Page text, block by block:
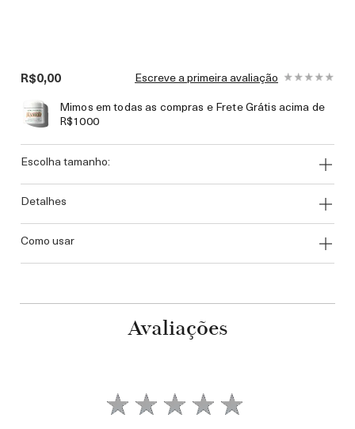
R$0,00
Escreve a primeira avaliação
Mimos em todas as compras e Frete Grátis acima de
R$1000
escolha tamanho:
detalhes
como usar
Avaliações